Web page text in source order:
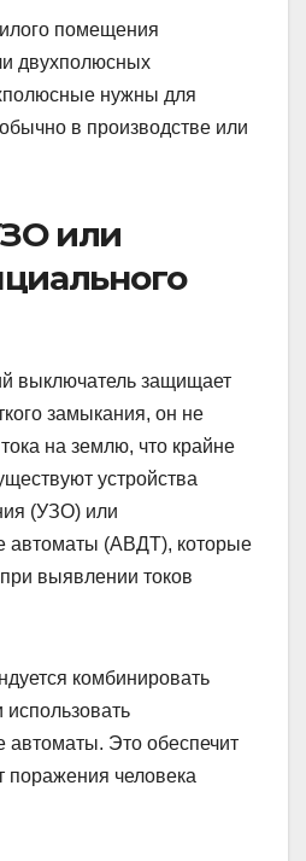
помещения
двухполюсных
нужны для
в производстве или
или
выключатель защищает
замыкания, он не
тока на землю, что крайне
устройства
(УЗО) или
(АВДТ), которые
выявлении токов
комбинировать
Это обеспечит
поражения человека